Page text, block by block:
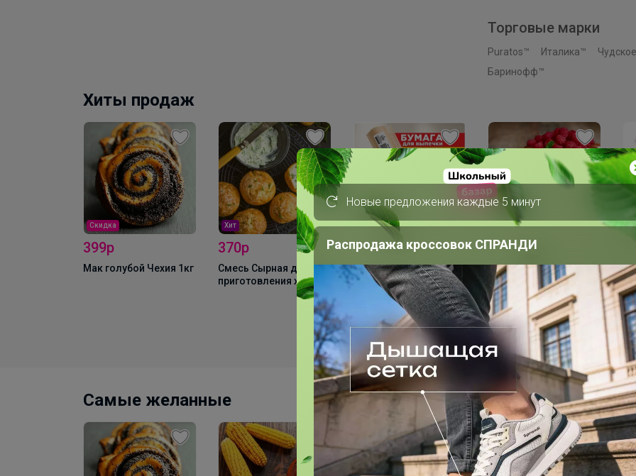
Торговые марки
Puratos™ Италика™
Баринофф™
Хиты продаж
Скидка
399р
Мак голубой Чехия 1кг
Хит
370р
Смесь Сырная для
приготовления хлебо-
булочных изделий
(аналог Боу де Кежо),
Скидка
338р
Бумага для выпекания
38*50м с 2сторонней
силиконизацией
Горница, коричн/
белая, рул
Хит
375р
Бисквитные палочки
САВОЯРДИ 500гр
Самые желанные
Новые предложения каждые 5 минут
Распродажа кроссовок СПРАНДИ